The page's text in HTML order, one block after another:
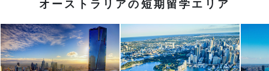
オーストラリアの短期留学エリア